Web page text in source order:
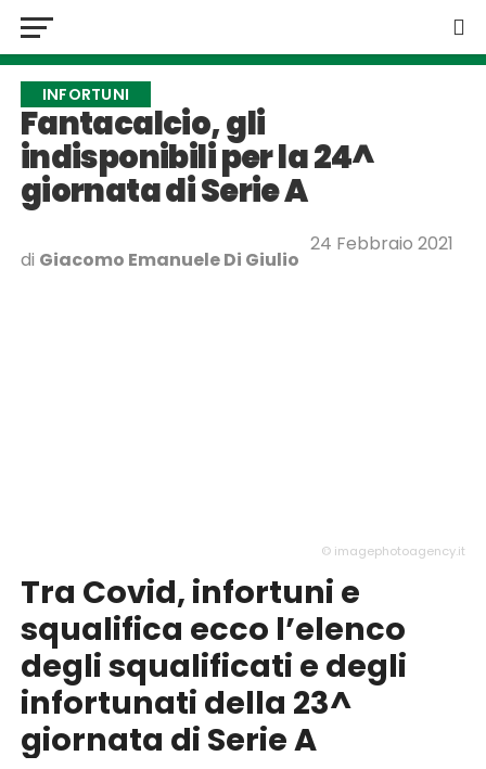
INFORTUNI
Fantacalcio, gli
indisponibili per la 24^
giornata di Serie A
di Giacomo Emanuele Di Giulio
24 Febbraio 2021
© imagephotoagency.it
Tra Covid, infortuni e
squalifica ecco l’elenco
degli squalificati e degli
infortunati della 23^
giornata di Serie A